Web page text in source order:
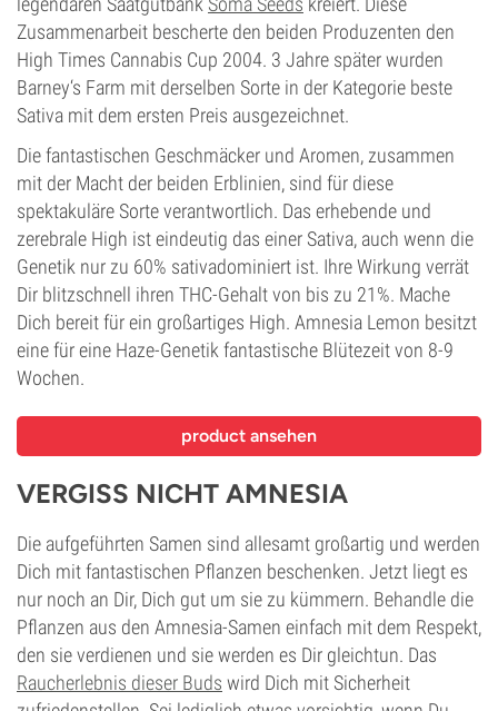
Zusammenarbeit bescherte den beiden Produzenten den
High Times Cannabis Cup 2004. 3 Jahre später wurden
Barney‘s Farm mit derselben Sorte in der Kategorie beste
Sativa mit dem ersten Preis ausgezeichnet.
Die fantastischen Geschmäcker und Aromen, zusammen
mit der Macht der beiden Erblinien, sind für diese
spektakuläre Sorte verantwortlich. Das erhebende und
zerebrale High ist eindeutig das einer Sativa, auch wenn die
Genetik nur zu 60% sativadominiert ist. Ihre Wirkung verrät
Dir blitzschnell ihren THC-Gehalt von bis zu 21%. Mache
Dich bereit für ein großartiges High. Amnesia Lemon besitzt
eine für eine Haze-Genetik fantastische Blütezeit von 8-9
Wochen.
product ansehen
VERGISS NICHT AMNESIA
Die aufgeführten Samen sind allesamt großartig und werden
Dich mit fantastischen Pflanzen beschenken. Jetzt liegt es
nur noch an Dir, Dich gut um sie zu kümmern. Behandle die
Pflanzen aus den Amnesia-Samen einfach mit dem Respekt,
den sie verdienen und sie werden es Dir gleichtun. Das
Raucherlebnis dieser Buds wird Dich mit Sicherheit